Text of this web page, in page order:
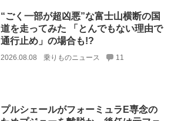
“ごく一部が超凶悪”な富士山横断の国
道を走ってみた 「とんでもない理由で
通行止め」の場合も!?
2026.08.08 乗りものニュース 11
プルシェールがフォーミュラE専念の